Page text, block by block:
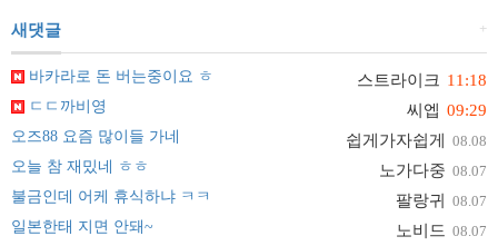
+
새댓글
스트라이크 11:18
바카라로 돈 버는중이요 ㅎ
씨엡 09:29
ㄷㄷ까비영
쉽게가자쉽게 08.08
오즈88 요즘 많이들 가네
노가다중 08.07
오늘 참 재밌네 ㅎㅎ
팔랑귀 08.07
불금인데 어케 휴식하냐 ㅋㅋ
노비드 08.07
일본한태 지면 안돼~